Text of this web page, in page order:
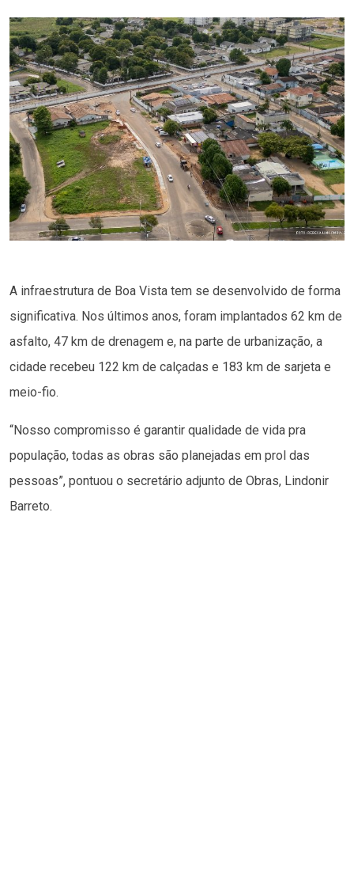
A infraestrutura de Boa Vista tem se desenvolvido de forma
significativa. Nos últimos anos, foram implantados 62 km de
asfalto, 47 km de drenagem e, na parte de urbanização, a
cidade recebeu 122 km de calçadas e 183 km de sarjeta e
meio-fio.
“Nosso compromisso é garantir qualidade de vida pra
população, todas as obras são planejadas em prol das
pessoas”, pontuou o secretário adjunto de Obras, Lindonir
Barreto.